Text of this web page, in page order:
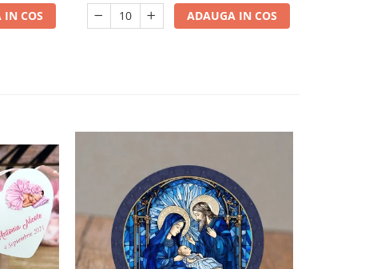
IN COS ADAUGA IN COS